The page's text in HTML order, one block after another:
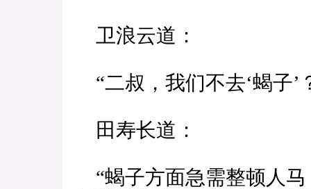
卫浪云道：
“二叔，我们不去‘蝎子’
田寿长道：
“蝎子方面急需整顿人